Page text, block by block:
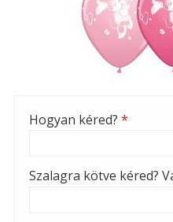
Hogyan kéred? *
Szalagra kötve kéred?